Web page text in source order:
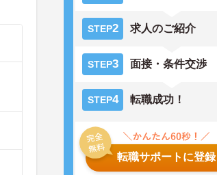
STEP2 求人のご紹介
STEP3 面接・条件交渉
STEP4 転職成功！
転職サポートに登録